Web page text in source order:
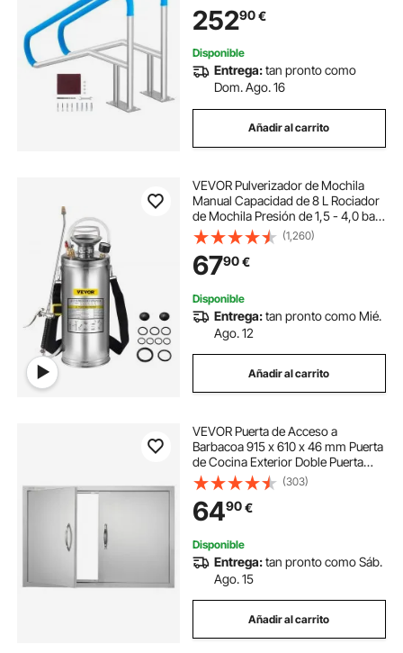
Piscinas, Interiores, Exteriores,
Terrazas, Spas
25290€
Disponible
Entrega:tan pronto como
Dom. Ago. 16
Añadir al carrito
VEVOR Pulverizador de Mochila
Manual Capacidad de 8 L Rociador
de Mochila Presión de 1,5 - 4,0 bar
con Boquilla de Latón Uso en
Interior y Exterior para Jardinería
Doméstica y Limpieza de Pisos
(1,260)
6790€
Disponible
Entrega:tan pronto como Mié.
Ago. 12
Añadir al carrito
VEVOR Puerta de Acceso a
Barbacoa 915 x 610 x 46 mm Puerta
de Cocina Exterior Doble Puerta
Empotrada de Acero Inoxidable con
Manija para Isla de Barbacoa,
Estación de Parrilla, Armario
Exterior
(303)
6490€
Disponible
Entrega:tan pronto como Sáb.
Ago. 15
Añadir al carrito